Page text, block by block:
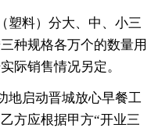
塑料）分大、中、小三
种规格各万个的数量用
际销售情况另定。
地启动晋城放心早餐工
方应根据甲方“开业三